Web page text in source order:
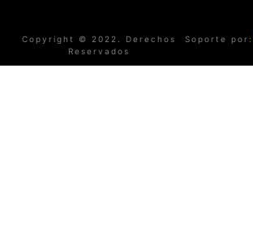
Copyright © 2022. Derechos
Reservados
Soporte por: